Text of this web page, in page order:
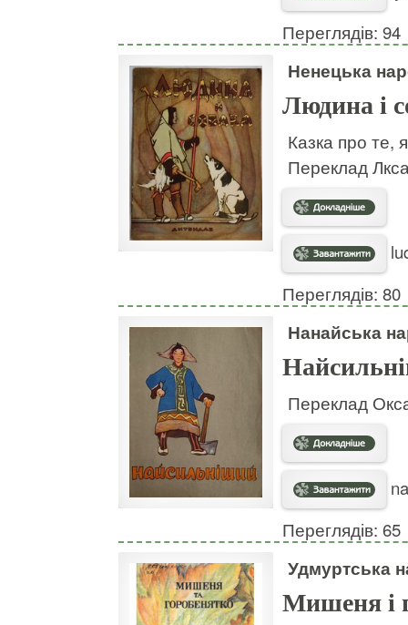
Переглядів: 94
Ненецька
Людина і
Казка про те,
Переклад
Переглядів: 80
Нанайська
Переклад
Переглядів: 65
Удмуртська
Мишеня і